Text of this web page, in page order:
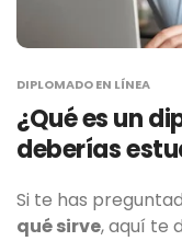
DIPLOMADO EN LÍNEA
¿Qué es un
deberías
Si te has
qué sirve, aquí te